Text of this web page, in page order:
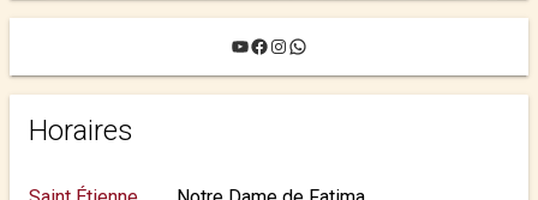
YouTube
Facebook
Instagram
WhatsApp
Horaires